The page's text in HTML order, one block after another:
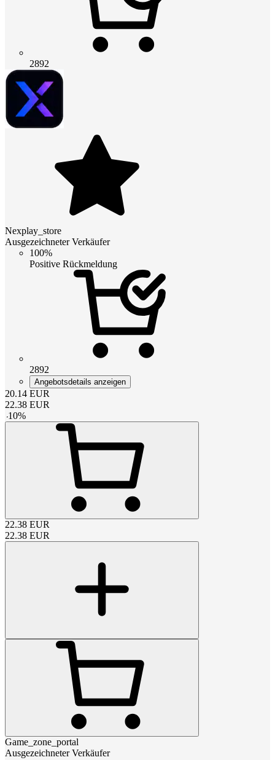
2892
Nexplay_store
Ausgezeichneter Verkäufer
100%
Positive Rückmeldung
2892
Angebotsdetails anzeigen
20.14 EUR
22.38 EUR
-10%
22.38 EUR
22.38 EUR
Game_zone_portal
Ausgezeichneter Verkäufer